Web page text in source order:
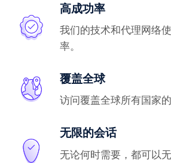
高成功率
我们的技术和代理网络
率。
覆盖全球
访问覆盖全球所有国家
无限的会话
无论何时需要，都可以